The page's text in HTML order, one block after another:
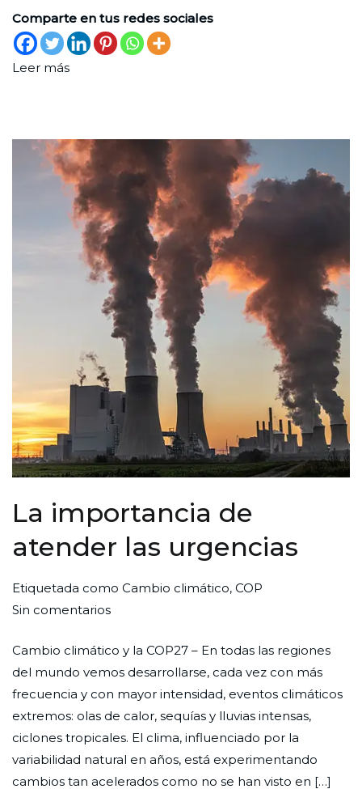
Comparte en tus redes sociales
Leer más
La importancia de
atender las urgencias
Por
Redaccion
Nueva
Publicada
el
de
diciembre
de
2022
Publicada
en
Etiquetada como Cambio climático, COP
Sin comentariosen
importancia
de
atender
las
urgencias
Cambio climático y la COP27 – En todas las regiones
del mundo vemos desarrollarse, cada vez con más
frecuencia y con mayor intensidad, eventos climáticos
extremos: olas de calor, sequías y lluvias intensas,
ciclones tropicales. El clima, influenciado por la
variabilidad natural en años, está experimentando
cambios tan acelerados como no se han visto en […]